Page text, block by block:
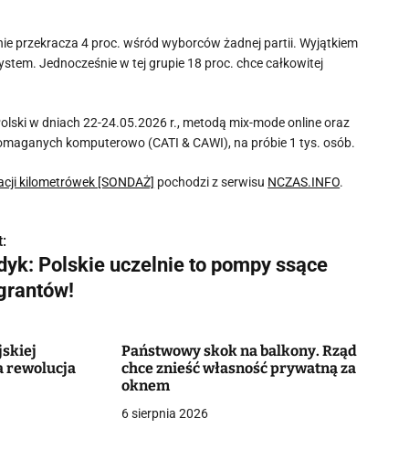
przekracza 4 proc. wśród wyborców żadnej partii. Wyjątkiem
Jednocześnie w tej grupie 18 proc. chce całkowitej
w dniach 22-24.05.2026 r., metodą mix-mode online oraz
komputerowo (CATI & CAWI), na próbie 1 tys. osób.
kilometrówek [SONDAŻ] pochodzi z serwisu NCZAS.INFO.
Polskie uczelnie to pompy ssące
rewolucja
Państwowy skok na balkony. Rząd
chce znieść własność prywatną za
oknem
6 sierpnia 2026